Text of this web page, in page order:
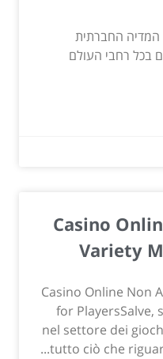
המדיה החברתית
בכל רחבי העולם
Casino
Variety
Casino Online Non
for PlayersSalve,
nel settore dei
tutto ciò che